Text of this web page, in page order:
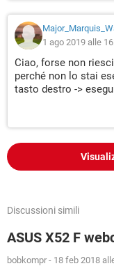
1 ago 2019 alle
Ciao, forse non
perché non lo stai
tasto destro ->
Discussioni simili
ASUS X52 F
bobkompr - 18 feb 2018